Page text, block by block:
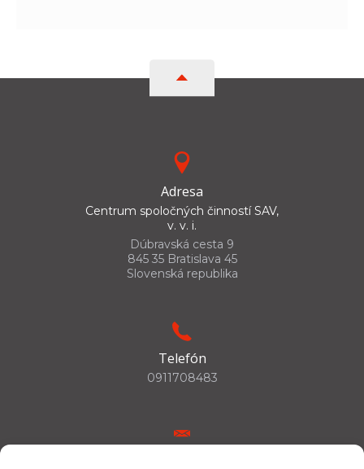
Adresa
Centrum spoločných činností SAV,
v. v. i.
Dúbravská cesta 9
845 35 Bratislava 45
Slovenská republika
Telefón
0911708483